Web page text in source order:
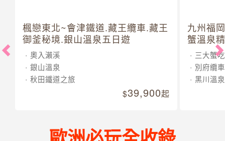
楓戀東北~會津鐵道.藏王纜車.藏王
御釜秘境.銀山溫泉五日遊
奧入瀨溪
銀山溫泉
秋田鐵道之旅
39,900起
九州福
蟹溫泉
三大蟹
別府纜車
黑川溫泉